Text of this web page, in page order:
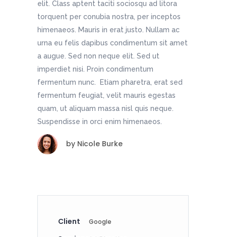
elit. Class aptent taciti sociosqu ad litora
torquent per conubia nostra, per inceptos
himenaeos. Mauris in erat justo. Nullam ac
urna eu felis dapibus condimentum sit amet
a augue. Sed non neque elit. Sed ut
imperdiet nisi. Proin condimentum
fermentum nunc. Etiam pharetra, erat sed
fermentum feugiat, velit mauris egestas
quam, ut aliquam massa nisl quis neque.
Suspendisse in orci enim himenaeos.
by Nicole Burke
Client Google